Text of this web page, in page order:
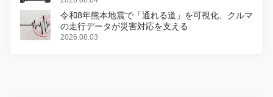
令和8年熊本地震で「通れる道」を可視化、クルマ
の走行データが災害対応を支える
2026.08.03